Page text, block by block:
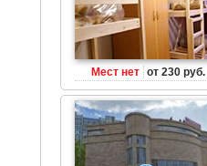
Мест нет от 230 руб.